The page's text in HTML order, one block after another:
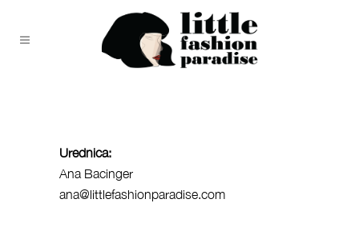
Urednica:
Ana Bacinger
ana@littlefashionparadise.com